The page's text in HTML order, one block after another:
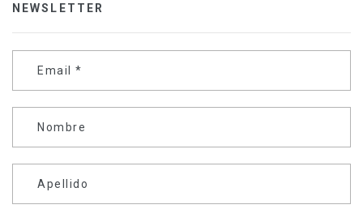
NEWSLETTER
Email *
Nombre
Apellido